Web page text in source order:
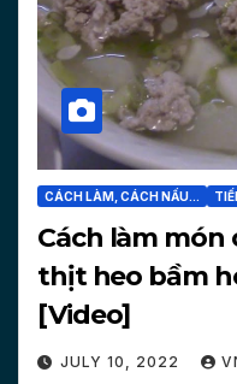
CÁCH LÀM, CÁCH NẤU...
Cách làm món
thịt heo bầm
[Video]
JULY 10, 2022